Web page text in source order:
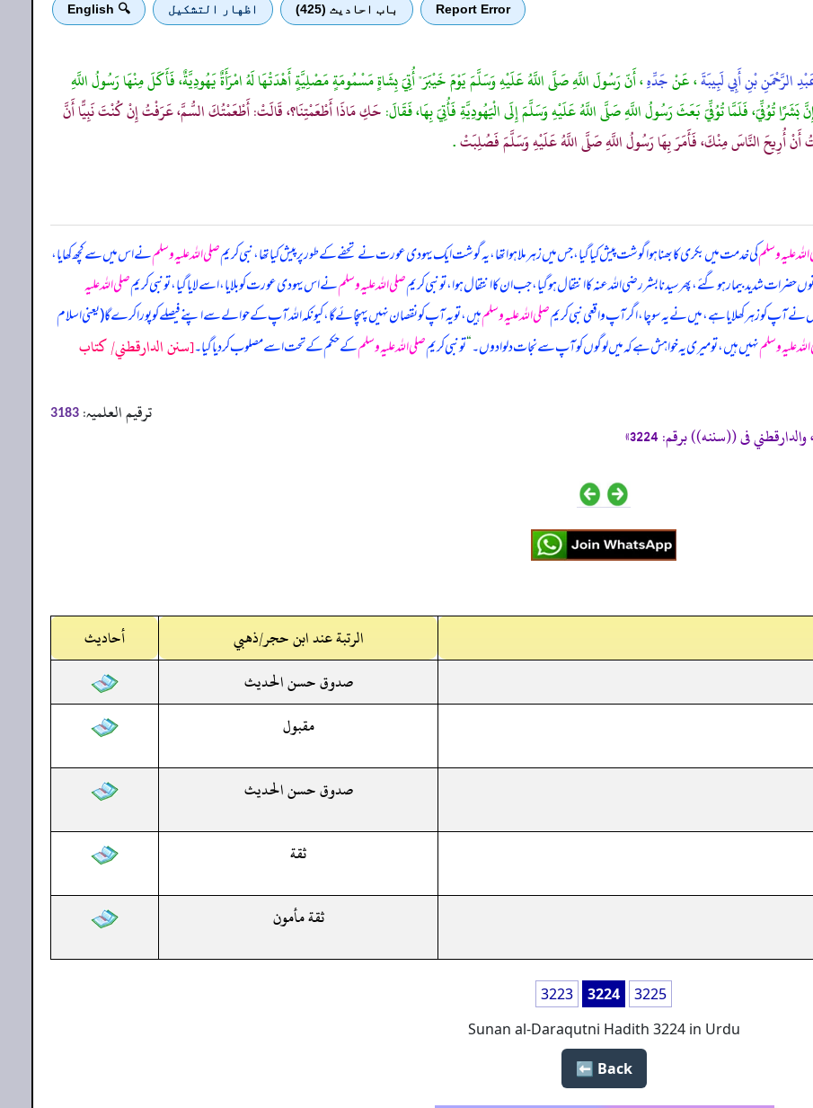
Report Error باب احادیث (425) اظهار التشكيل 🔍 English
الرَّحْمَنِ بْنِ أَبِي لَبِيبَةَ، عَنْجَدِّهِ، أَنّ رَسُولَ اللَّهِ صَلَّى اللَّهُ عَلَيْهِ وَسَلَّمَ يَوْمَ خَيْبَرَ" أُتِيَ بِشَاةٍ مَسْمُومَةٍ مَصْلِيَّةٍ أَهْدَتْهَا لَهُ امْرَأَةٌ يَهُودِيَّةٌ، فَأَكَلَ مِنْهَا رَسُولُ اللَّهِ
تُوُفِّيَ، فَلَمَّا تُوُفِّيَ بَعَثَ رَسُولُ اللَّهِ صَلَّى اللَّهُ عَلَيْهِ وَسَلَّمَ إِلَى الْيَهُودِيَّةِ فَأُتِيَ بِهَا، فَقَالَ:حَكِ مَاذَا أَطْعَمْتِنَا؟، قَالَتْ: أَطْعَمْتُكَ السُّمَّ، عَرَفْتُ إِنْ كُنْتَ نَبِيًّا أَنَّ
أُرِيحَ النَّاسَ مِنْكَ، فَأَمَرَ بِهَا رَسُولُ اللَّهِ صَلَّى اللَّهُ عَلَيْهِ وَسَلَّمَ فَصُلِبَتْ.
علیہ وسلمکی خدمت میں بکری کا بھنا ہوا گوشت پیش کیا گیا، جس میں زہر ملا ہوا تھا، یہ گوشت ایک یہودی عورت نے تحفے کے طور پر پیش کیا تھا، نبی کریمصلی اللہ علیہ وسلمنے اس میں سے کچھ کھایا،
شدید بیمار ہو گئے، پھر سیدنا بشر رضی اللہ عنہ کا انتقال ہو گیا، جب ان کا انتقال ہوا، تو نبی کریمصلی اللہ علیہ وسلمنے اس یہودی عورت کو بلایا، اسے لایا گیا، تو نبی کریمصلی اللہ علیہ
نے آپ کو زہر کھلایا ہے، میں نے یہ سوچا، اگر آپ واقعی نبی کریمصلی اللہ علیہ وسلمہیں، تو یہ آپ کو نقصان نہیں پہنچائے گا، کیونکہ اللہ آپ کے حوالے سے اپنے فیصلے کو پورا کرے گا (یعنی اسلام
علیہ وسلمنہیں ہیں، تو میری یہ خواہش ہے کہ میں لوگوں کو آپ سے نجات دلوا دوں۔“تو نبی کریمصلی اللہ علیہ وسلمکے حکم کے تحت اسے مصلوب کر دیا گیا۔[سنن الدارقطني/ كتاب
ترقیم العلمیہ: 3183
الرتبة عند ابن حجر/ذهبي
أحاديث
صدوق حسن الحديث
مقبول
صدوق حسن الحديث
ثقة
ثقة مأمون
3223 3224
3225
Sunan al-Daraqutni Hadith 3224 in Urdu
Back ⬅️